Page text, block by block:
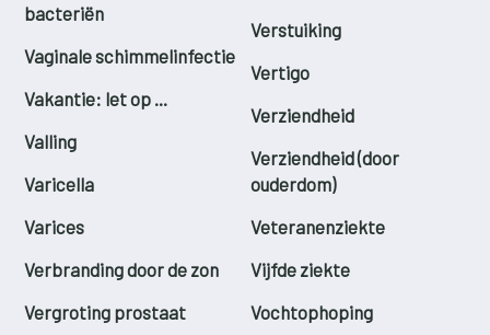
bacteriën
Vaginale schimmelinfectie
Vakantie: let op ...
Valling
Varicella
Varices
Verbranding door de zon
Vergroting prostaat
Verstuiking
Vertigo
Verziendheid
Verziendheid (door
ouderdom)
Veteranenziekte
Vijfde ziekte
Vochtophoping